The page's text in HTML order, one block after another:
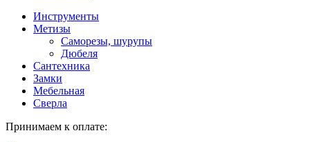
Инструменты
Метизы
Саморезы, шурупы
Дюбеля
Сантехника
Замки
Мебельная
Сверла
Принимаем к оплате: